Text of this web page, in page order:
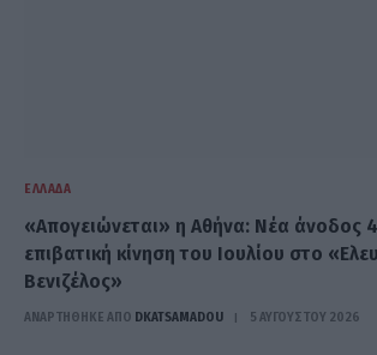
ΕΛΛΆΔΑ
«Απογειώνεται» η Αθήνα: Νέα άνοδος
επιβατική κίνηση του Ιουλίου στο
Βενιζέλος»
ΑΝΑΡΤΗΘΗΚΕ ΑΠΟ DKATSAMADOU 5 ΑΥΓΟΎΣΤΟΥ 2026